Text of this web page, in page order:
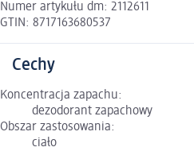
Numer artykułu dm: 2112611
GTIN: 8717163680537
Cechy
Koncentracja zapachu:
dezodorant zapachowy
Obszar zastosowania:
ciało